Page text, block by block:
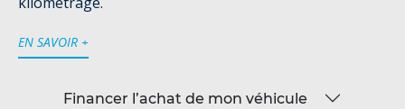
EN SAVOIR +
Financer l’achat de mon véhicule